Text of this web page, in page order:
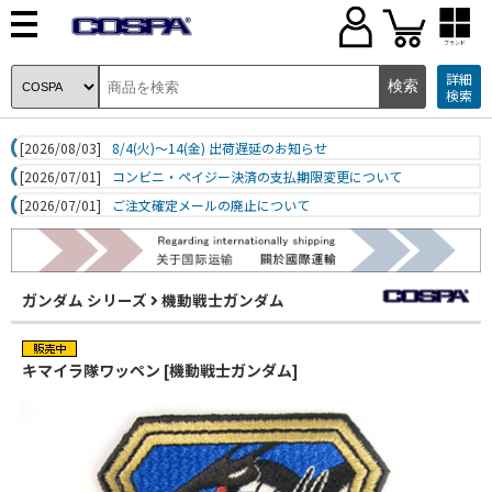
ブランド
詳細
検索
[2026/08/03]
8/4(火)～14(金) 出荷遅延のお知らせ
[2026/07/01]
コンビニ・ペイジー決済の支払期限変更について
[2026/07/01]
ご注文確定メールの廃止について
ガンダム シリーズ 機動戦士ガンダム
キマイラ隊ワッペン [機動戦士ガンダム]